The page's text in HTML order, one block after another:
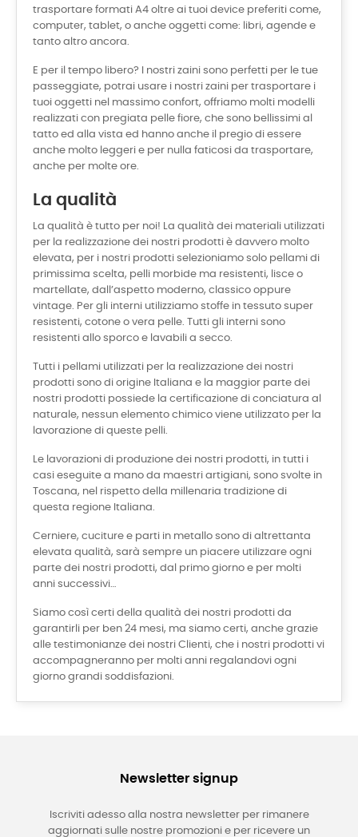
trasportare formati A4 oltre ai tuoi device preferiti come,
computer, tablet, o anche oggetti come: libri, agende e
tanto altro ancora.
E per il tempo libero? I nostri zaini sono perfetti per le tue
passeggiate, potrai usare i nostri zaini per trasportare i
tuoi oggetti nel massimo confort, offriamo molti modelli
realizzati con pregiata pelle fiore, che sono bellissimi al
tatto ed alla vista ed hanno anche il pregio di essere
anche molto leggeri e per nulla faticosi da trasportare,
anche per molte ore.
La qualità
La qualità è tutto per noi! La qualità dei materiali utilizzati
per la realizzazione dei nostri prodotti è davvero molto
elevata, per i nostri prodotti selezioniamo solo pellami di
primissima scelta, pelli morbide ma resistenti, lisce o
martellate, dall’aspetto moderno, classico oppure
vintage. Per gli interni utilizziamo stoffe in tessuto super
resistenti, cotone o vera pelle. Tutti gli interni sono
resistenti allo sporco e lavabili a secco.
Tutti i pellami utilizzati per la realizzazione dei nostri
prodotti sono di origine Italiana e la maggior parte dei
nostri prodotti possiede la certificazione di conciatura al
naturale, nessun elemento chimico viene utilizzato per la
lavorazione di queste pelli.
Le lavorazioni di produzione dei nostri prodotti, in tutti i
casi eseguite a mano da maestri artigiani, sono svolte in
Toscana, nel rispetto della millenaria tradizione di
questa regione Italiana.
Cerniere, cuciture e parti in metallo sono di altrettanta
elevata qualità, sarà sempre un piacere utilizzare ogni
parte dei nostri prodotti, dal primo giorno e per molti
anni successivi…
Siamo così certi della qualità dei nostri prodotti da
garantirli per ben 24 mesi, ma siamo certi, anche grazie
alle testimonianze dei nostri Clienti, che i nostri prodotti vi
accompagneranno per molti anni regalandovi ogni
giorno grandi soddisfazioni.
Newsletter signup
Iscriviti adesso alla nostra newsletter per rimanere
aggiornati sulle nostre promozioni e per ricevere un